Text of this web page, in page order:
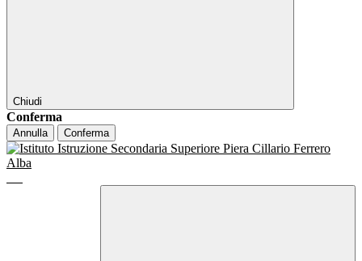
Chiudi
Conferma
Annulla Conferma